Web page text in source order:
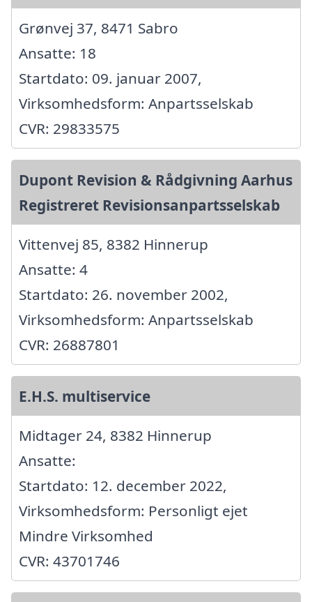
Grønvej 37, 8471 Sabro
Ansatte: 18
Startdato: 09. januar 2007,
Virksomhedsform: Anpartsselskab
CVR: 29833575
Dupont Revision & Rådgivning Aarhus
Registreret Revisionsanpartsselskab
Vittenvej 85, 8382 Hinnerup
Ansatte: 4
Startdato: 26. november 2002,
Virksomhedsform: Anpartsselskab
CVR: 26887801
E.H.S. multiservice
Midtager 24, 8382 Hinnerup
Ansatte:
Startdato: 12. december 2022,
Virksomhedsform: Personligt ejet
Mindre Virksomhed
CVR: 43701746